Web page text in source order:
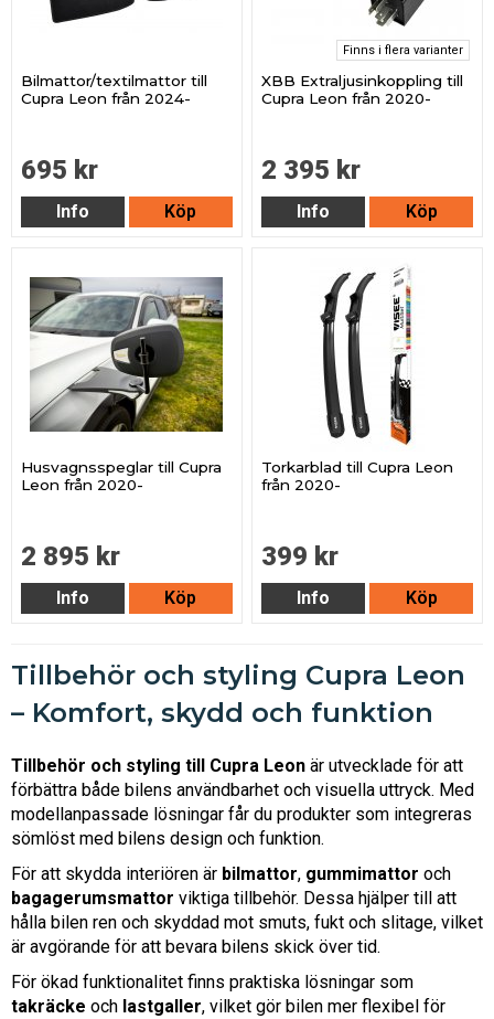
Bilmattor/textilmattor till
Cupra Leon från 2024-
695 kr
Info Köp
Finns i flera varianter
XBB Extraljusinkoppling till
Cupra Leon från 2020-
2 395 kr
Info Köp
Husvagnsspeglar till Cupra
Leon från 2020-
2 895 kr
Info Köp
Torkarblad till Cupra Leon
från 2020-
399 kr
Info Köp
Tillbehör och styling Cupra Leon
– Komfort, skydd och funktion
Tillbehör och styling till Cupra Leon är utvecklade för att
förbättra både bilens användbarhet och visuella uttryck. Med
modellanpassade lösningar får du produkter som integreras
sömlöst med bilens design och funktion.
För att skydda interiören är bilmattor, gummimattor och
bagagerumsmattor viktiga tillbehör. Dessa hjälper till att
hålla bilen ren och skyddad mot smuts, fukt och slitage, vilket
är avgörande för att bevara bilens skick över tid.
För ökad funktionalitet finns praktiska lösningar som
takräcke och lastgaller, vilket gör bilen mer flexibel för